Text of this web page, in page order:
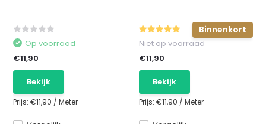
Op voorraad
€11,90
Bekijk
Prijs:€11,90 /Meter
Binnenkort
Niet op voorraad
€11,90
Bekijk
Prijs: €11,90 / Meter